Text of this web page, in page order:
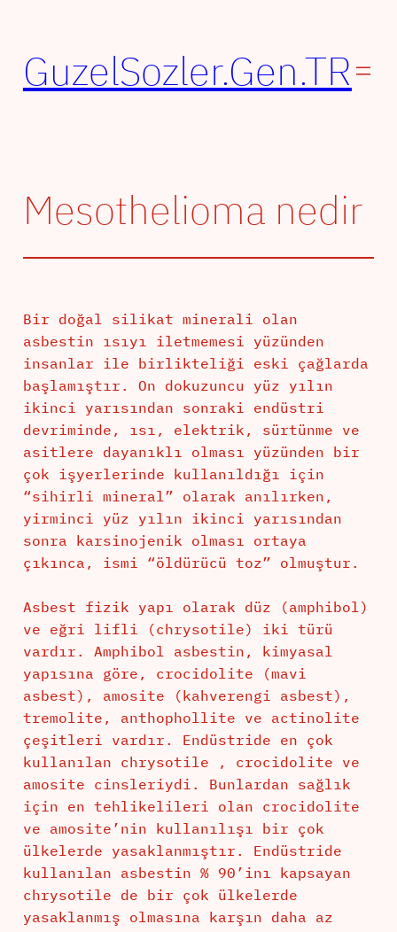
GuzelSozler.Gen.TR
Mesothelioma nedir
Bir doğal silikat minerali olan
asbestin ısıyı iletmemesi yüzünden
insanlar ile birlikteliği eski çağlarda
başlamıştır. On dokuzuncu yüz yılın
ikinci yarısından sonraki endüstri
devriminde, ısı, elektrik, sürtünme ve
asitlere dayanıklı olması yüzünden bir
çok işyerlerinde kullanıldığı için
“sihirli mineral” olarak anılırken,
yirminci yüz yılın ikinci yarısından
sonra karsinojenik olması ortaya
çıkınca, ismi “öldürücü toz” olmuştur.
Asbest fizik yapı olarak düz (amphibol)
ve eğri lifli (chrysotile) iki türü
vardır. Amphibol asbestin, kimyasal
yapısına göre, crocidolite (mavi
asbest), amosite (kahverengi asbest),
tremolite, anthophollite ve actinolite
çeşitleri vardır. Endüstride en çok
kullanılan chrysotile , crocidolite ve
amosite cinsleriydi. Bunlardan sağlık
için en tehlikelileri olan crocidolite
ve amosite’nin kullanılışı bir çok
ülkelerde yasaklanmıştır. Endüstride
kullanılan asbestin % 90’inı kapsayan
chrysotile de bir çok ülkelerde
yasaklanmış olmasına karşın daha az